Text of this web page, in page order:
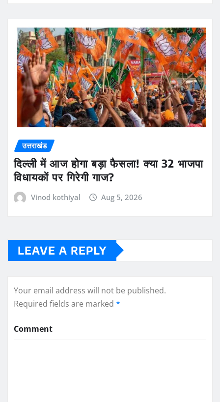
उत्तराखंड
दिल्ली में आज होगा बड़ा फैसला! क्या 32 भाजपा
विधायकों पर गिरेगी गाज?
Vinod kothiyal Aug 5, 2026
LEAVE A REPLY
Your email address will not be published.
Required fields are marked *
Comment